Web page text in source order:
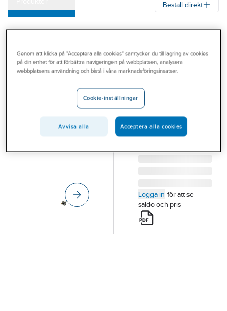
Varumärken
Outlet
Branscher
Beställ direkt
HABO
ALUM
Artikelnummer:
Lev. artikelnr: 99135
Logga in för att se
saldo och pris
Genom att klicka på "Acceptera alla cookies" samtycker du till lagring av cookies
på din enhet för att förbättra navigeringen på webbplatsen, analysera
webbplatsens användning och bistå i våra marknadsföringsinsatser.
Cookie-inställningar
Avvisa alla Acceptera alla cookies